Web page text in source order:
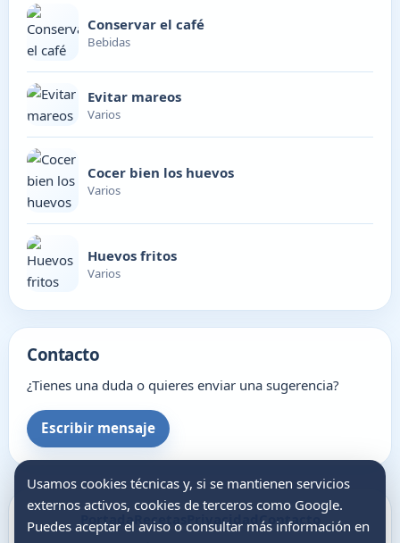
Usamos cookies técnicas y, si se mantienen servicios
externos activos, cookies de terceros como Google.
Puedes aceptar el aviso o consultar más información en
Conservar el café
Bebidas
Evitar mareos
Varios
Cocer bien los huevos
Varios
Huevos fritos
Varios
Contacto
¿Tienes una duda o quieres enviar una sugerencia?
Escribir mensaje
PortadaRecetas Privacidad
Contacto